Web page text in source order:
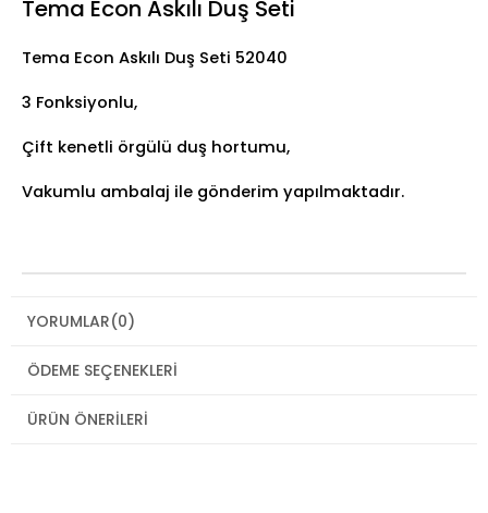
Tema Econ Askılı Duş Seti
Tema Econ Askılı Duş Seti 52040
3 Fonksiyonlu,
Çift kenetli örgülü duş hortumu,
Vakumlu ambalaj ile gönderim yapılmaktadır.
YORUMLAR(0)
ÖDEME SEÇENEKLERI
ÜRÜN ÖNERILERI